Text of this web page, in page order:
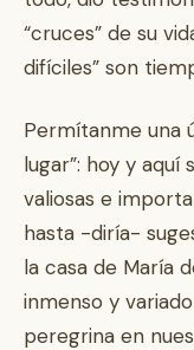
“cruces” de su
difíciles” son
Permítanme una
lugar”: hoy y aquí
valiosas e
hasta -diría-
la casa de María
inmenso y
peregrina en